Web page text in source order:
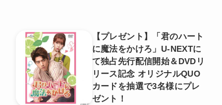
【プレゼント】「君のハート
に魔法をかけろ」U-NEXTに
て独占先行配信開始＆DVDリ
リース記念 オリジナルQUO
カードを抽選で3名様にプレ
ゼント！